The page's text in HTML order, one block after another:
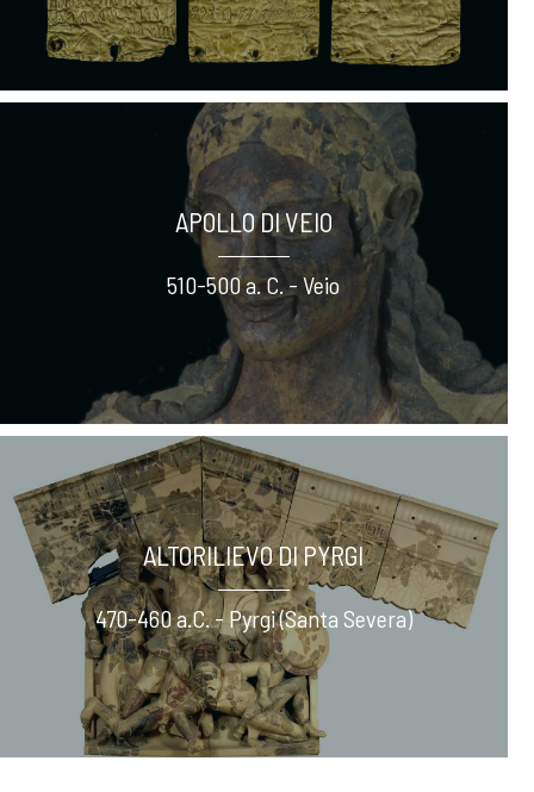
APOLLO DI VEIO
510-500 a. C. - Veio
ALTORILIEVO DI PYRGI
470-460 a.C. - Pyrgi (Santa Severa)